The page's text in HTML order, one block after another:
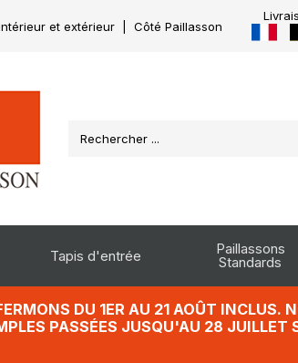
et extérieur Côté Paillasson
Tapis d'entrée Paillassons
Standards
DU 1ER AU 21 AOÛT INCLUS.
PASSÉES JUSQU'AU 28